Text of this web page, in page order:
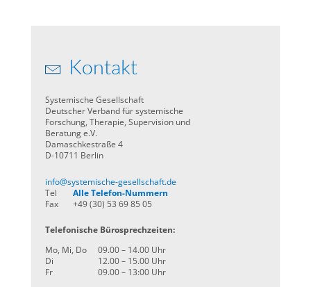
Kontakt
Systemische Gesellschaft
Deutscher Verband für systemische
Forschung, Therapie, Supervision und
Beratung e.V.
Damaschkestraße 4
D-10711 Berlin
info@systemische-gesellschaft.de
Tel
Alle Telefon-Nummern
Fax
+49 (30) 53 69 85 05
Telefonische Bürosprechzeiten:
Mo, Mi, Do
09.00 – 14.00 Uhr
Di
12.00 – 15.00 Uhr
Fr
09.00 – 13:00 Uhr